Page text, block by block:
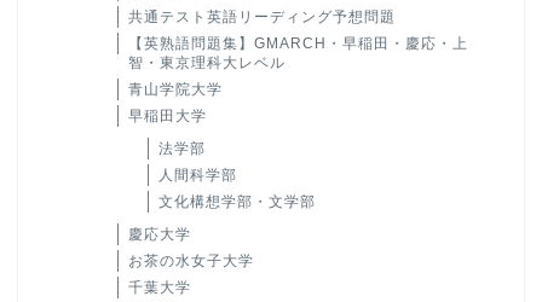
共通テスト英語リーディング予想問題
【英熟語問題集】GMARCH・早稲田・慶応・上
智・東京理科大レベル
青山学院大学
早稲田大学
法学部
人間科学部
文化構想学部・文学部
慶応大学
お茶の水女子大学
千葉大学